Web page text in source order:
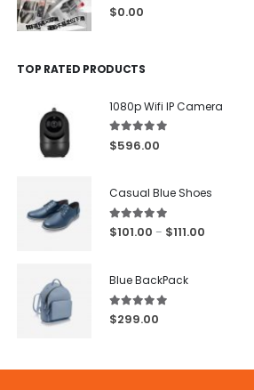
0 out of 5
$0.00
TOP RATED PRODUCTS
1080p Wifi IP Camera
5.00out of 5
$596.00
Casual Blue Shoes
5.00 out of 5
$101.00 – $111.00
Blue BackPack
5.00out of 5
$299.00